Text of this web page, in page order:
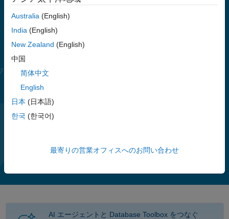
により、データベースの操作を合理化する機能を提供します。この
インターフェイスにはサードパーティのドライバーが付属している
よびクラウド環境でデータベースに接続できます。
Database Explorer アプリを使用すると、リレーショナルデータを
クフローを自動化または運用可能にすることができます。大規模な
データワークフローでは、SQL クエリで直接クエリフィルターを実
行できます。
ビ
デ
AI エージェントと Database Toolbox をつなぐ
Australia (English)
India (English)
New Zealand (English)
中国
简体中文
English
日本 (日本語)
한국 (한국어)
最寄りの営業オフィスへのお問い合わせ